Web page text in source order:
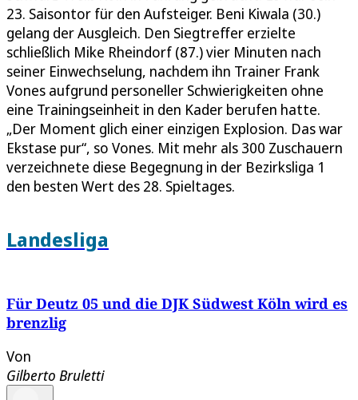
23. Saisontor für den Aufsteiger. Beni Kiwala (30.)
gelang der Ausgleich. Den Siegtreffer erzielte
schließlich Mike Rheindorf (87.) vier Minuten nach
seiner Einwechselung, nachdem ihn Trainer Frank
Vones aufgrund personeller Schwierigkeiten ohne
eine Trainingseinheit in den Kader berufen hatte.
„Der Moment glich einer einzigen Explosion. Das war
Ekstase pur“, so Vones. Mit mehr als 300 Zuschauern
verzeichnete diese Begegnung in der Bezirksliga 1
den besten Wert des 28. Spieltages.
Landesliga
Für Deutz 05 und die DJK Südwest Köln wird es
brenzlig
Von
Gilberto Bruletti